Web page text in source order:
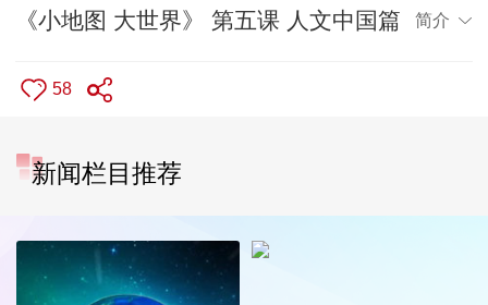
《小地图 大世界》 第五课 人文中国篇 简介
58
新闻栏目推荐